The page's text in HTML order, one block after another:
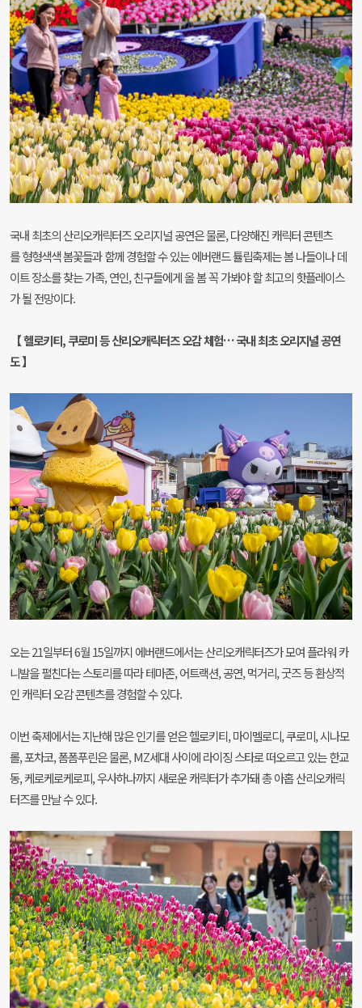
국내 최초의 산리오캐릭터즈 오리지널 공연은 물론, 다양해진 캐릭터 콘텐츠
를 형형색색 봄꽃들과 함께 경험할 수 있는 에버랜드 튤립축제는 봄 나들이나 데
이트 장소를 찾는 가족, 연인, 친구들에게 올 봄 꼭 가봐야 할 최고의 핫플레이스
가 될 전망이다.
【 헬로키티, 쿠로미 등 산리오캐릭터즈 오감 체험… 국내 최초 오리지널 공연
도 】
오는 21일부터 6월 15일까지 에버랜드에서는 산리오캐릭터즈가 모여 플라워 카
니발을 펼친다는 스토리를 따라 테마존, 어트랙션, 공연, 먹거리, 굿즈 등 환상적
인 캐릭터 오감 콘텐츠를 경험할 수 있다.
이번 축제에서는 지난해 많은 인기를 얻은 헬로키티, 마이멜로디, 쿠로미, 시나모
롤, 포차코, 폼폼푸린은 물론, MZ세대 사이에 라이징 스타로 떠오르고 있는 한교
동, 케로케로케로피, 우사하나까지 새로운 캐릭터가 추가돼 총 아홉 산리오캐릭
터즈를 만날 수 있다.